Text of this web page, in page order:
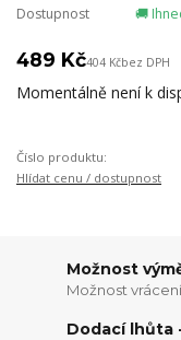
Dostupnost 🚚
489 Kč404 Kčbez DPH
Momentálně není k
Číslo produktu:
Hlídat cenu / dostupnost
Možnost
Možnost
Dodací lhůta